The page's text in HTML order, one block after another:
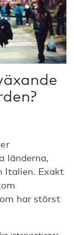
länderna,
Italien. Exakt
har störst